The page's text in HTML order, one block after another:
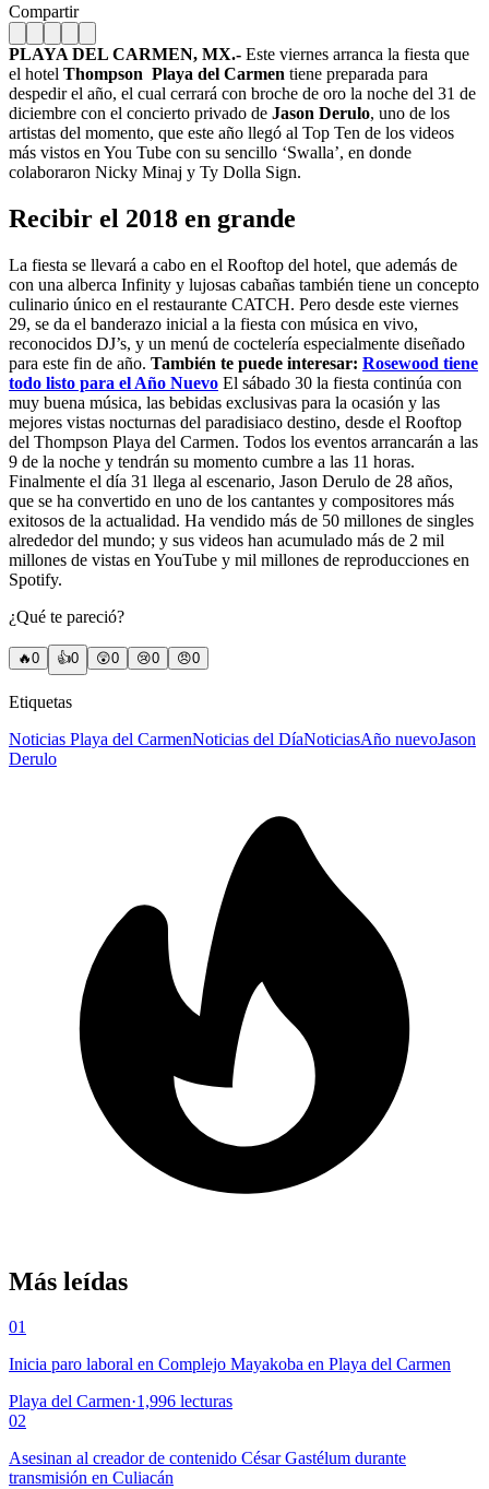
Compartir
PLAYA DEL CARMEN, MX.- Este viernes arranca la fiesta que
el hotel Thompson Playa del Carmen tiene preparada para
despedir el año, el cual cerrará con broche de oro la noche del 31 de
diciembre con el concierto privado de Jason Derulo, uno de los
artistas del momento, que este año llegó al Top Ten de los videos
más vistos en You Tube con su sencillo ‘Swalla’, en donde
colaboraron Nicky Minaj y Ty Dolla Sign.
Recibir el 2018 en grande
La fiesta se llevará a cabo en el Rooftop del hotel, que además de
con una alberca Infinity y lujosas cabañas también tiene un concepto
culinario único en el restaurante CATCH. Pero desde este viernes
29, se da el banderazo inicial a la fiesta con música en vivo,
reconocidos DJ’s, y un menú de coctelería especialmente diseñado
para este fin de año. También te puede interesar: Rosewood tiene
todo listo para el Año Nuevo El sábado 30 la fiesta continúa con
muy buena música, las bebidas exclusivas para la ocasión y las
mejores vistas nocturnas del paradisiaco destino, desde el Rooftop
del Thompson Playa del Carmen. Todos los eventos arrancarán a las
9 de la noche y tendrán su momento cumbre a las 11 horas.
Finalmente el día 31 llega al escenario, Jason Derulo de 28 años,
que se ha convertido en uno de los cantantes y compositores más
exitosos de la actualidad. Ha vendido más de 50 millones de singles
alrededor del mundo; y sus videos han acumulado más de 2 mil
millones de vistas en YouTube y mil millones de reproducciones en
Spotify.
¿Qué te pareció?
🔥0 👍0 😲0 😢0 😠0
Etiquetas
Noticias Playa del CarmenNoticias del DíaNoticiasAño nuevoJason
Derulo
Más leídas
01
Inicia paro laboral en Complejo Mayakoba en Playa del Carmen
Playa del Carmen·1,996 lecturas
02
Asesinan al creador de contenido César Gastélum durante
transmisión en Culiacán